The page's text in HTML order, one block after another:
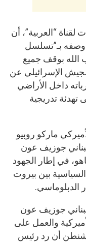
“العربية”، أن
بـ”تسلسل
الله بوقف جميع
الإسرائيلي عن
داخل الأراضي
تهدئة تدريجية
ماركو روبيو
جوزيف عون
في إطار الجهود
بين بيروت
الدبلوماسي.
جوزيف عون
والعمل على
أن رد رئيس